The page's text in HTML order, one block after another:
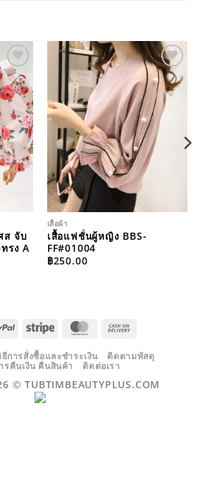
TO
ส จับ
รง A
ADD TO
WISHLIST
เสื้อผ้า
เสื้อแฟชั่นผู้หญิง BBS-
FF#01004
฿250.00
PAYPALSTRIPE MASTERCARD
DELIVERY
ธีการสั่งซื้อและชำระเงิน
ติดตามพัสดุ
รคืนเงิน คืนสินค้า
ติดต่อเรา
©TUBTIMBEAUTYPLUS.COM